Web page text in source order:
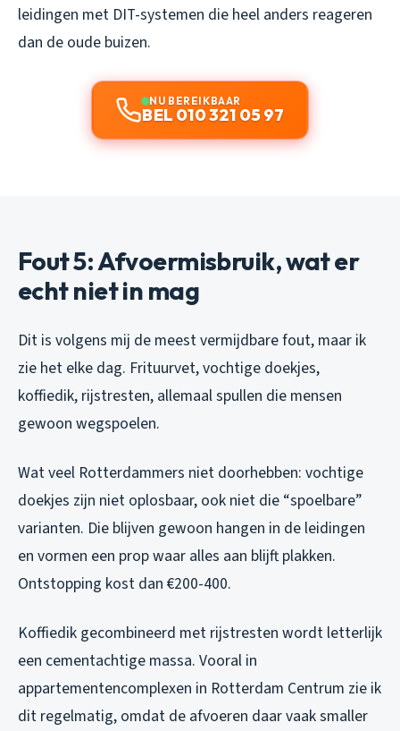
leidingen met DIT-systemen die heel anders reageren
dan de oude buizen.
NU BEREIKBAAR
BEL 010 321 05 97
Fout 5: Afvoermisbruik, wat er
echt niet in mag
Dit is volgens mij de meest vermijdbare fout, maar ik
zie het elke dag. Frituurvet, vochtige doekjes,
koffiedik, rijstresten, allemaal spullen die mensen
gewoon wegspoelen.
Wat veel Rotterdammers niet doorhebben: vochtige
doekjes zijn niet oplosbaar, ook niet die “spoelbare”
varianten. Die blijven gewoon hangen in de leidingen
en vormen een prop waar alles aan blijft plakken.
Ontstopping kost dan €200-400.
Koffiedik gecombineerd met rijstresten wordt letterlijk
een cementachtige massa. Vooral in
appartementencomplexen in Rotterdam Centrum zie ik
dit regelmatig, omdat de afvoeren daar vaak smaller